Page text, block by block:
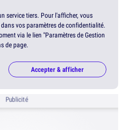
service tiers. Pour l'afficher, vous
vos paramètres de confidentialité.
via le lien "Paramètres de Gestion
de page.
Accepter & afficher
Publicité